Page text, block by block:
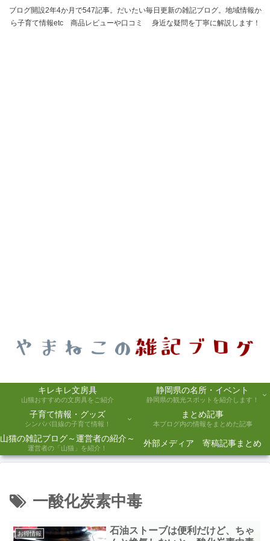
ブログ開設2年4か月で547記事。だいたい毎日更新の雑記ブログ。地域情報か
ら子育て情報etc 商品レビューや口コミ 身近な疑問を丁寧に解説します！
キレキレ文房具
山猫おすすめの文房具をご紹介
静岡県の名所・イベント
静岡県の観光スポットを紹介します！
子育て情報・グッズ
シンパパ目線の子育て情報！
まとめ記事
本ブログ内の情報をまとめた記事
山猫の雑記ブログ～運営者の紹介～
運営者の「山猫」を紹介！ 外部メディア 寄稿記事まとめ
一酸化炭素中毒
お得情報
石油ストーブは便利だけど、ちゃ